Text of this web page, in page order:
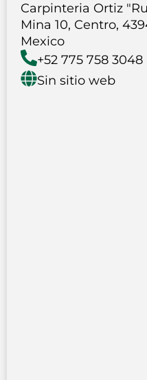
Carpinteria Ortiz
Mina 10, Centro,
Mexico
+52 775 758 3048
Sin sitio web